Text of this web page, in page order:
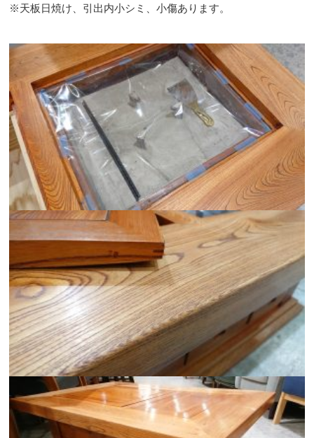
※天板日焼け、引出内小シミ、小傷あります。